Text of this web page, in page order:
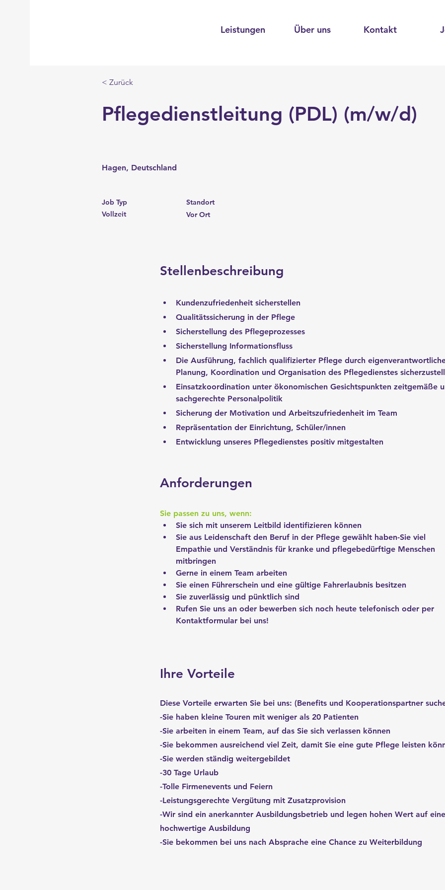
Leistungen Über uns Kontakt
< Zurück
Pflegedienstleitung (PDL) (m/w/d)
Hagen, Deutschland
Job Typ
Vollzeit
Standort
Vor Ort
Stellenbeschreibung
Kundenzufriedenheit sicherstellen
Qualitätssicherung in der Pflege
Sicherstellung des Pflegeprozesses
Sicherstellung Informationsfluss
Die Ausführung, fachlich qualifizierter Pflege durch
Planung, Koordination und Organisation des Pflegedienstes
Einsatzkoordination unter ökonomischen Gesichtspunkten zeitgemäße
sachgerechte Personalpolitik
Sicherung der Motivation und Arbeitszufriedenheit im Team
Repräsentation der Einrichtung, Schüler/innen
Entwicklung unseres Pflegedienstes positiv mitgestalten
Anforderungen
Sie passen zu uns, wenn:
Sie sich mit unserem Leitbild identifizieren können
Sie aus Leidenschaft den Beruf in der Pflege gewählt haben-Sie viel
Empathie und Verständnis für kranke und pflegebedürftige Menschen
mitbringen
Gerne in einem Team arbeiten
Sie einen Führerschein und eine gültige Fahrerlaubnis besitzen
Sie zuverlässig und pünktlich sind
Rufen Sie uns an oder bewerben sich noch heute telefonisch oder per
Kontaktformular bei uns!
Ihre Vorteile
Diese Vorteile erwarten Sie bei uns: (Benefits und Kooperationspartner
-Sie haben kleine Touren mit weniger als 20 Patienten
-Sie arbeiten in einem Team, auf das Sie sich verlassen können
-Sie bekommen ausreichend viel Zeit, damit Sie eine gute Pflege leisten
-Sie werden ständig weitergebildet
-30 Tage Urlaub
-Tolle Firmenevents und Feiern
-Leistungsgerechte Vergütung mit Zusatzprovision
-Wir sind ein anerkannter Ausbildungsbetrieb und legen hohen Wert auf
hochwertige Ausbildung
-Sie bekommen bei uns nach Absprache eine Chance zu Weiterbildung